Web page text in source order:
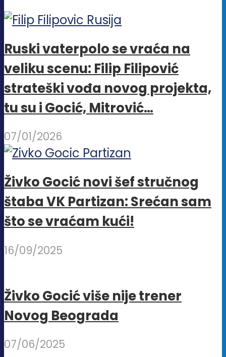
stranici
proizvoda.
Ruski vaterpolo se vraća na
veliku scenu: Filip Filipović
strateški vođa novog projekta,
tu su i Gocić, Mitrović…
07/01/2026
Živko Gocić novi šef stručnog
štaba VK Partizan: Srećan sam
što se vraćam kući!
16/09/2025
Živko Gocić više nije trener
Novog Beograda
07/06/2025